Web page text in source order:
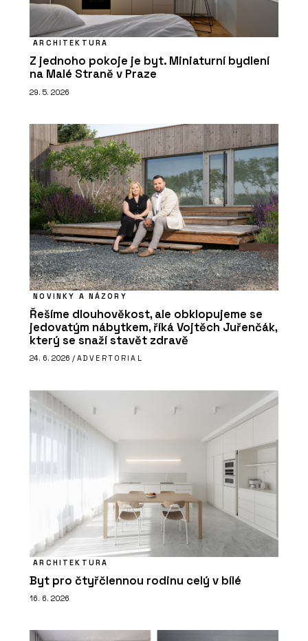
ARCHITEKTURA
Z jednoho pokoje je byt. Miniaturní bydlení
na Malé Straně v Praze
29. 5. 2026
NOVINKY A NÁZORY
Řešíme dlouhověkost, ale obklopujeme se
jedovatým nábytkem, říká Vojtěch Juřenčák,
který se snaží stavět zdravě
24. 6. 2026 / ADVERTORIAL
ARCHITEKTURA
Byt pro čtyřčlennou rodinu celý v bílé
16. 6. 2026